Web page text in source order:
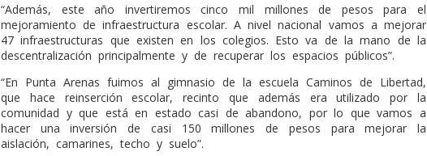
“Además, este año invertiremos cinco mil millones de pesos para el
mejoramiento de infraestructura escolar. A nivel nacional vamos a mejorar
47 infraestructuras que existen en los colegios. Esto va de la mano de la
descentralización principalmente y de recuperar los espacios públicos”.
“En Punta Arenas fuimos al gimnasio de la escuela Caminos de Libertad,
que hace reinserción escolar, recinto que además era utilizado por la
comunidad y que está en estado casi de abandono, por lo que vamos a
hacer una inversión de casi 150 millones de pesos para mejorar la
aislación, camarines, techo y suelo”.